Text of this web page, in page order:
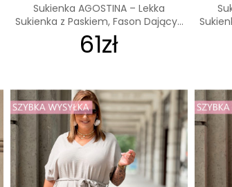
Sukienka AGOSTINA – Lekka
Sukienka z Paskiem, Fason Dający...
61zł